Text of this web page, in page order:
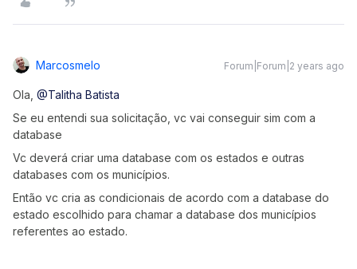
Marcosmelo Forum|Forum|2 years ago
Ola, @Talitha Batista
Se eu entendi sua solicitação, vc vai conseguir sim com a
database
Vc deverá criar uma database com os estados e outras
databases com os municípios.
Então vc cria as condicionais de acordo com a database do
estado escolhido para chamar a database dos municípios
referentes ao estado.